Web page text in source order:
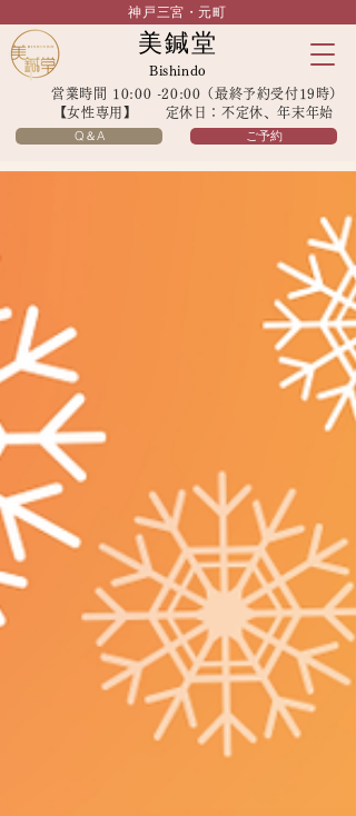
神戸三宮・元町
美鍼堂
Bishindo
営業時間 10:00 -20:00（最終予約受付19時）
【女性専用】 定休日：不定休、年末年始
Q＆A ご予約